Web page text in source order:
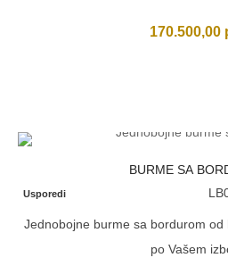
170.500,00
BURME SA
Usporedi
Jednobojne burme sa bordurom
po Vašem